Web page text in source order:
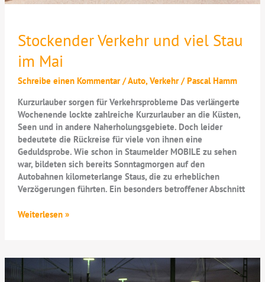
Stockender Verkehr und viel Stau
im Mai
Schreibe einen Kommentar /Auto,Verkehr/Pascal Hamm
Kurzurlauber sorgen für Verkehrsprobleme Das verlängerte
Wochenende lockte zahlreiche Kurzurlauber an die Küsten,
Seen und in andere Naherholungsgebiete. Doch leider
bedeutete die Rückreise für viele von ihnen eine
Geduldsprobe. Wie schon in Staumelder MOBILE zu sehen
war, bildeten sich bereits Sonntagmorgen auf den
Autobahnen kilometerlange Staus, die zu erheblichen
Verzögerungen führten. Ein besonders betroffener Abschnitt
Stockender
Weiterlesen »